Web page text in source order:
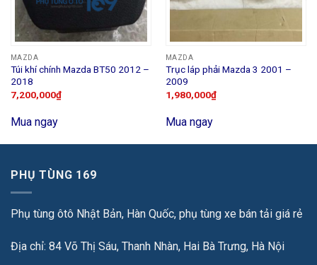
MAZDA
Túi khí chính Mazda BT50 2012 –
2018
7,200,000₫
Mua ngay
MAZDA
Trục láp phải Mazda 3 2001 –
2009
1,980,000₫
Mua ngay
PHỤ TÙNG 169
Phụ tùng ôtô Nhật Bản, Hàn Quốc, phụ tùng xe bán tải giá rẻ
Địa chỉ: 84 Võ Thị Sáu, Thanh Nhàn, Hai Bà Trưng, Hà Nội